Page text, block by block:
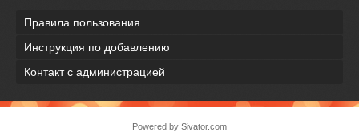
Правила пользования
Инструкция по добавлению
Контакт с администрацией
Powered by Sivator.com